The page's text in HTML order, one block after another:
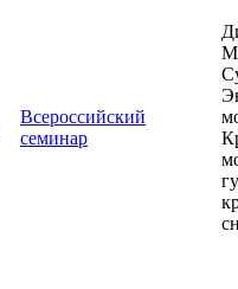
Всероссийский
семинар